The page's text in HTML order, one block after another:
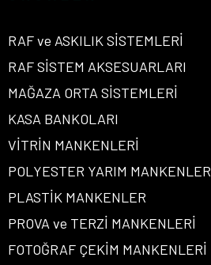
RAF ve ASKILIK SİSTEMLERİ
RAF SİSTEM AKSESUARLARI
MAĞAZA ORTA SİSTEMLERİ
KASA BANKOLARI
VİTRİN MANKENLERİ
POLYESTER YARIM MANKENLER
PLASTİK MANKENLER
PROVA ve TERZİ MANKENLERİ
FOTOĞRAF ÇEKİM MANKENLERİ